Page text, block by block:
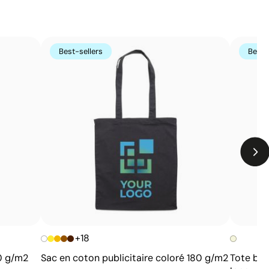
Non adaptée à l’impression de photographies ou de
dégradés
Nombre de couleurs limité
g/m2
Best-sellers
+18
Sac en coton publicitaire coloré 180 g/m2Tote